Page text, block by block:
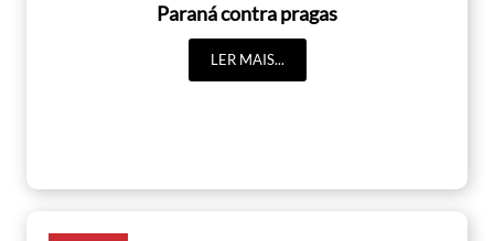
Paraná contra pragas
LER MAIS...